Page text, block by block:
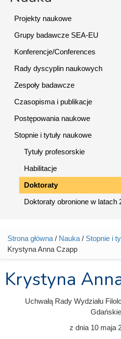
Projekty naukowe
Grupy badawcze SEA-EU
Konferencje/Conferences
Rady dyscyplin naukowych
Zespoły badawcze
Czasopisma i publikacje
Postępowania naukowe
Stopnie i tytuły naukowe
Tytuły profesorskie
Habilitacje
Doktoraty
Doktoraty obronione w latach
Jesteś tutaj
Strona główna / Nauka / Stopnie i
Krystyna Anna Czapp
Krystyna
Uchwałą Rady Wydziału
z dnia 10 maja